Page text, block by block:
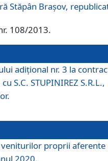
Stăpân Brașov,
108/2013.
adițional nr. 3 la
S.C. STUPINIREZ S.R.L.,
proprii aferente